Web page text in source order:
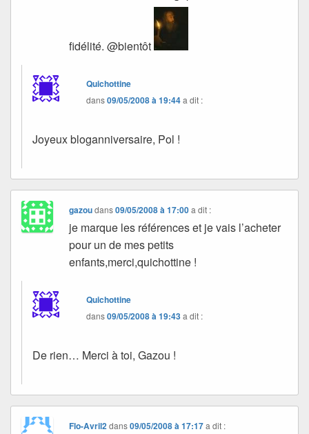
fidélité. @bientôt
Quichottine
dans09/05/2008 à 19:44a dit :
Joyeux bloganniversaire, Pol !
gazoudans09/05/2008 à 17:00 a dit :
je marque les références et je vais l’acheter
pour un de mes petits
enfants,merci,quichottine !
Quichottine
dans09/05/2008 à 19:43a dit :
De rien… Merci à toi, Gazou !
Flo-Avril2dans09/05/2008 à 17:17 a dit :